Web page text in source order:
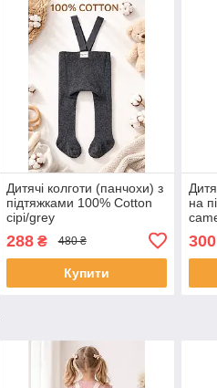
Дитячі колготи (панчохи) з
підтяжками 100% Cotton
сірі/grey
288₴ 480 ₴
Купити
на
300